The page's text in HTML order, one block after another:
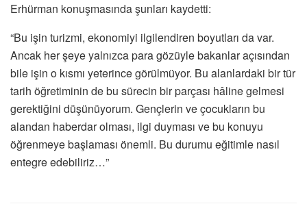
Erhürman konuşmasında şunları kaydetti:
“Bu işin turizmi, ekonomiyi ilgilendiren boyutları da var.
Ancak her şeye yalnızca para gözüyle bakanlar açısından
bile işin o kısmı yeterince görülmüyor. Bu alanlardaki bir tür
tarih öğretiminin de bu sürecin bir parçası hâline gelmesi
gerektiğini düşünüyorum. Gençlerin ve çocukların bu
alandan haberdar olması, ilgi duyması ve bu konuyu
öğrenmeye başlaması önemli. Bu durumu eğitimle nasıl
entegre edebiliriz…”